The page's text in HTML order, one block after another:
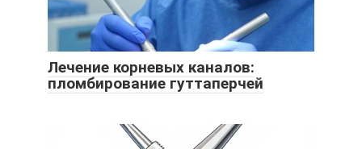
Лечение корневых каналов:
пломбирование гуттаперчей